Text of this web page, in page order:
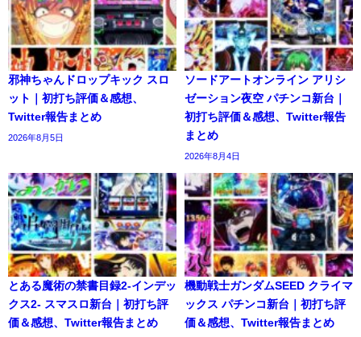
邪神ちゃんドロップキック スロ
ット｜初打ち評価＆感想、
Twitter報告まとめ
2026年8月5日
ソードアートオンライン アリシ
ゼーション夜空 パチンコ新台｜
初打ち評価＆感想、Twitter報告
まとめ
2026年8月4日
とある魔術の禁書目録2-インデッ
クス2- スマスロ新台｜初打ち評
価＆感想、Twitter報告まとめ
機動戦士ガンダムSEED クライマ
ックス パチンコ新台｜初打ち評
価＆感想、Twitter報告まとめ